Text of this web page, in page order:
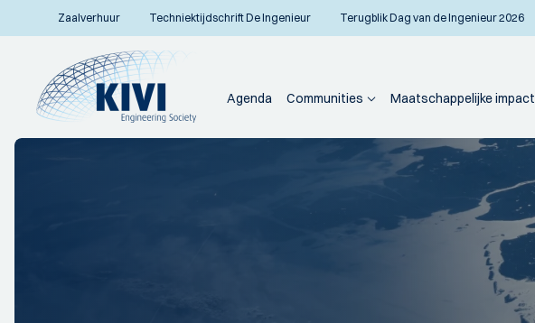
Zaalverhuur Techniektijdschrift De Ingenieur Terugblik Dag van de Ingenieur 2026
Agenda Communities Maatschappelijke impact